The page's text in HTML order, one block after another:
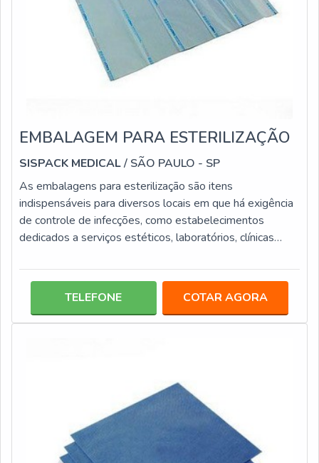
EMBALAGEM PARA ESTERILIZAÇÃO
SISPACK MEDICAL/ SÃO PAULO - SP
As embalagens para esterilização são itens
indispensáveis para diversos locais em que há exigência
de controle de infecções, como estabelecimentos
dedicados a serviços estéticos, laboratórios, clínicas
hospitalares.Basicamente a função da embalagem para
possam passar pelo processo de esterilização protegida.
Além disso, ela também ajuda na organização dos itens.
TELEFONE COTAR AGORA